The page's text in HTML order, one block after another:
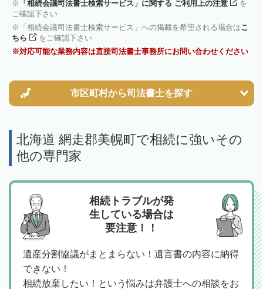
「相続会議司法書士検索サービス」に関する ご利用上の注意
を
ご確認下さい
「相続会議司法書士検索サービス」への掲載を希望される場合はこ
ちら
をご確認下さい
対応可能な業務内容は直接司法書士事務所にお問い合わせください
市区町村から司法書士を探す
北海道 網走郡美幌町で相続に強いその
他の専門家
相続トラブルが発
生している場合は
要注意！！
遺産分割協議がまとまらない！遺言書の内容に納得
できない！
相続放棄したい！という悩みは弁護士への相談をお